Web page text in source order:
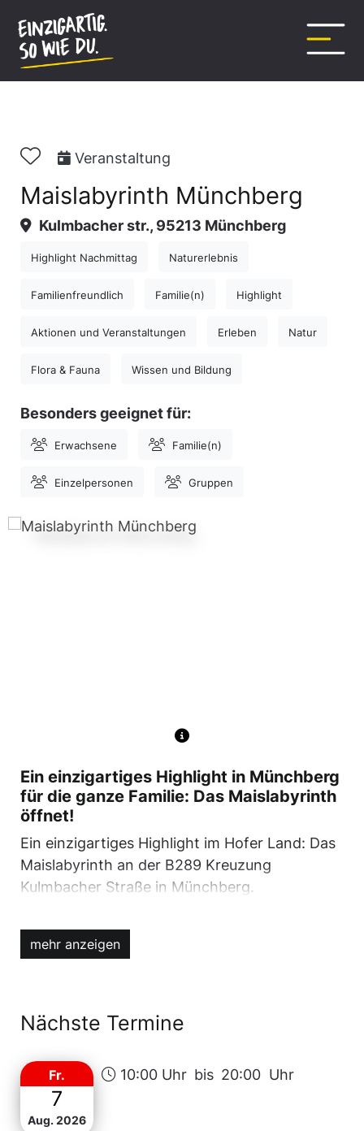
springen
Veranstaltung
Maislabyrinth Münchberg
Kulmbacher str., 95213 Münchberg
Highlight Nachmittag Naturerlebnis
Familienfreundlich Familie(n) Highlight
Aktionen und Veranstaltungen Erleben Natur
Flora & Fauna Wissen und Bildung
Besonders geeignet für:
Erwachsene Familie(n)
Einzelpersonen Gruppen
Ein einzigartiges Highlight in Münchberg
für die ganze Familie: Das Maislabyrinth
öffnet!
Ein einzigartiges Highlight im Hofer Land: Das
Maislabyrinth an der B289 Kreuzung
Kulmbacher Straße in Münchberg.
Sachs und Maximilian Pittroff hat es auch in
für die Unterstützung dieses einzigartigen
mehr anzeigen
Nächste Termine
Fr.
7
Aug. 2026
10:00 Uhr bis 20:00 Uhr